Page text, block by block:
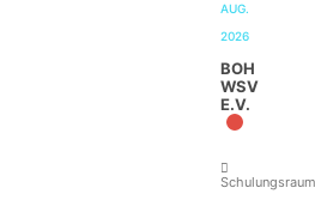
AUG.
2026
BOH
WSV
E.V.
Schulungsraum